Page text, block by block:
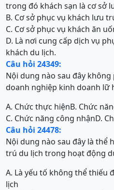
trong đó khách sạn là cơ sở
B. Cơ sở phục vụ khách lưu
C. Cơ sở phục vụ khách ăn
D. Là nơi cung cấp dịch vụ
khách du lịch.
Câu hỏi 24349:
Nội dung nào sau đây
doanh nghiệp kinh doanh lữ
A. Chức thực hiệnB. Chức
C. Chức năng công nhậnD.
Câu hỏi 24478:
Nội dung nào sau đây là thể
trú du lịch trong hoạt động
A. Là yếu tố không thể thiếu
lịch